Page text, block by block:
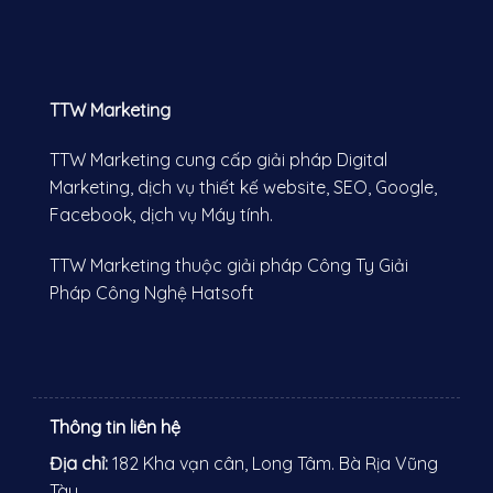
TTW Marketing
TTW Marketing cung cấp giải pháp Digital
Marketing, dịch vụ thiết kế website, SEO, Google,
Facebook, dịch vụ Máy tính.
TTW Marketing thuộc giải pháp Công Ty Giải
Pháp Công Nghệ Hatsoft
Thông tin liên hệ
Địa chỉ: 182 Kha vạn cân, Long Tâm. Bà Rịa Vũng